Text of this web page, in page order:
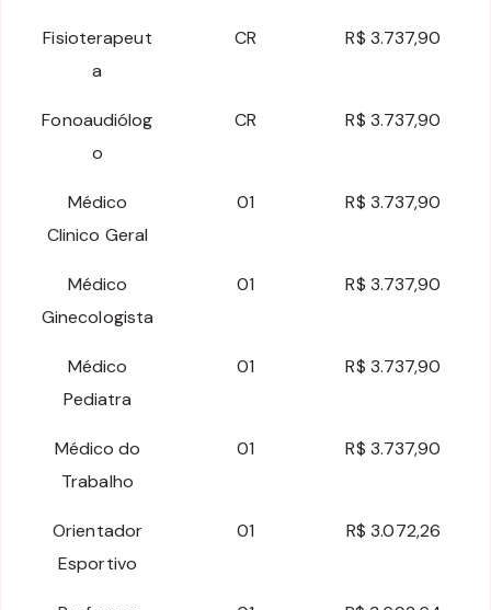
Fisioterapeut
a
CR R$ 3.737,90
Fonoaudiólog
o
CR R$ 3.737,90
Médico
Clinico Geral
01 R$ 3.737,90
Médico
Ginecologista
01 R$ 3.737,90
Médico
Pediatra
01 R$ 3.737,90
Médico do
Trabalho
01 R$ 3.737,90
Orientador
Esportivo
01 R$ 3.072,26